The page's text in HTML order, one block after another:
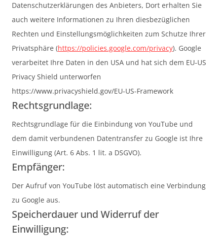
Datenschutzerklärungen des Anbieters, Dort erhalten Sie
auch weitere Informationen zu Ihren diesbezüglichen
Rechten und Einstellungsmöglichkeiten zum Schutze Ihrer
Privatsphäre (https://policies.google.com/privacy). Google
verarbeitet Ihre Daten in den USA und hat sich dem EU-US
Privacy Shield unterworfen
https://www.privacyshield.gov/EU-US-Framework
Rechtsgrundlage:
Rechtsgrundlage für die Einbindung von YouTube und
dem damit verbundenen Datentransfer zu Google ist Ihre
Einwilligung (Art. 6 Abs. 1 lit. a DSGVO).
Empfänger:
Der Aufruf von YouTube löst automatisch eine Verbindung
zu Google aus.
Speicherdauer und Widerruf der
Einwilligung: